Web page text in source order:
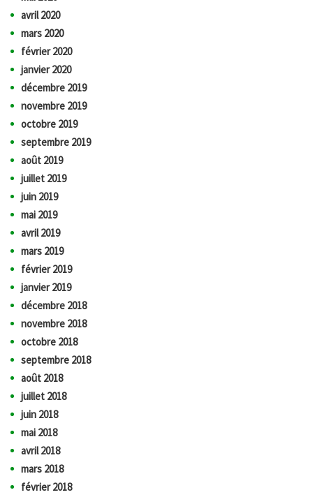
avril 2020
mars 2020
février 2020
janvier 2020
décembre 2019
novembre 2019
octobre 2019
septembre 2019
août 2019
juillet 2019
juin 2019
mai 2019
avril 2019
mars 2019
février 2019
janvier 2019
décembre 2018
novembre 2018
octobre 2018
septembre 2018
août 2018
juillet 2018
juin 2018
mai 2018
avril 2018
mars 2018
février 2018